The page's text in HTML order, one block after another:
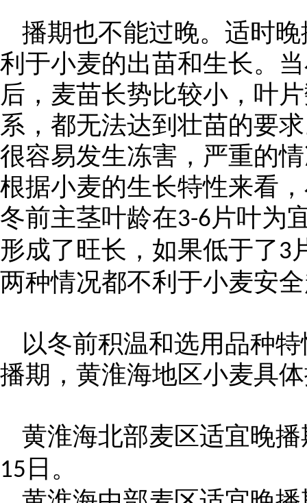
播期也不能过晚。适时
利于小麦的出苗和生长。
后，麦苗长势比较小，叶
系，都无法达到壮苗的要
很容易发生冻害，严重的
根据小麦的生长特性来看
冬前主茎叶龄在3-6片叶为
形成了旺长，如果低于了3
两种情况都不利于小麦安
以冬前积温和选用品种
播期，黄淮海地区小麦具
黄淮海北部麦区适宜晚播
15 日。